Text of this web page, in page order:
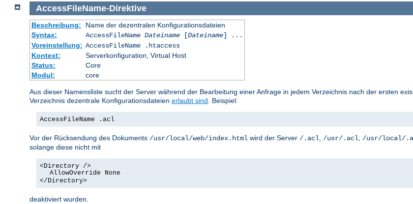
AccessFileName-Direktive
Beschreibung:
Name der dezentralen Konfigurationsdateien
Syntax:
AccessFileName Dateiname[Dateiname] ...
Voreinstellung: AccessFileName .htaccess
Kontext:
Serverkonfiguration, Virtual Host
Status:
Core
Modul:
core
Aus dieser Namensliste sucht der Server während der Bearbeitung einer Anfrage in jedem Verzeichnis nach der ersten
Verzeichnis dezentrale Konfigurationsdateien erlaubt sind. Beispiel:
AccessFileName .acl
Vor der Rücksendung des Dokuments /usr/local/web/index.html wird der Server /.acl, /usr/.acl, /usr/local/
solange diese nicht mit
<Directory />
AllowOverride None
</Directory>
deaktiviert wurden.